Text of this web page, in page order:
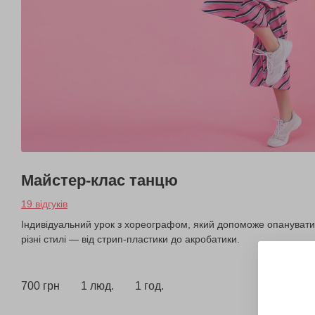
Майстер-клас танцю
19 відгуків
Індивідуальний урок з хореографом, який допоможе
різні стилі — від стрип-пластики до акробатики.
700 грн 1 люд. 1 год.